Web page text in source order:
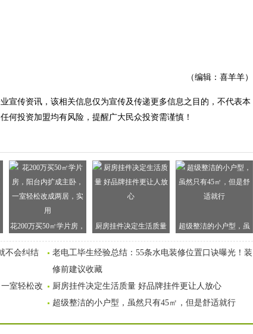
（编辑：喜羊羊）
宣传资讯，该相关信息仅为宣传及传递更多信息之目的，不代表本
何投资加盟均有风险，提醒广大民众投资需谨慎！
花200万买50㎡学片房，
阳台内扩成主卧，一室
轻松改成两居，实用
厨房挂件决定生活质量
好品牌挂件更让人放心
超级整洁的小户型，虽
然只有45㎡，但是舒适
就行
不会纠结
老电工毕生经验总结：55条水电装修位置口诀曝光！装
修前建议收藏
室轻松改
厨房挂件决定生活质量 好品牌挂件更让人放心
超级整洁的小户型，虽然只有45㎡，但是舒适就行